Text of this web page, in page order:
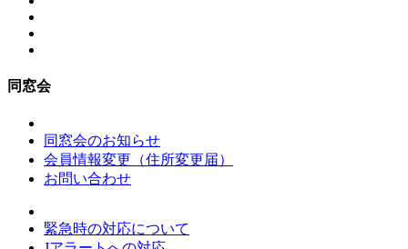
同窓会
同窓会のお知らせ
会員情報変更（住所変更届）
お問い合わせ
緊急時の対応について